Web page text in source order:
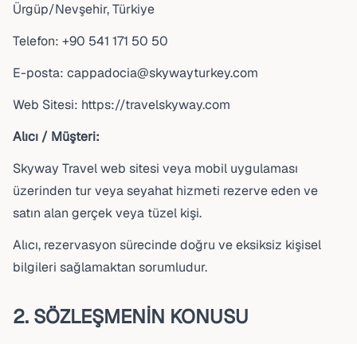
Ürgüp/Nevşehir, Türkiye
Telefon: +90 541 171 50 50
E-posta: cappadocia@skywayturkey.com
Web Sitesi: https://travelskyway.com
Alıcı / Müşteri:
Skyway Travel web sitesi veya mobil uygulaması
üzerinden tur veya seyahat hizmeti rezerve eden ve
satın alan gerçek veya tüzel kişi.
Alıcı, rezervasyon sürecinde doğru ve eksiksiz kişisel
bilgileri sağlamaktan sorumludur.
2. SÖZLEŞMENİN KONUSU